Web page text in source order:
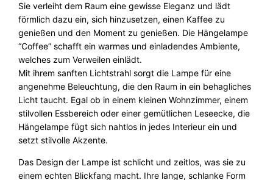
6
0
M
e
n
g
e
Sie verleiht dem Raum eine gewisse Eleganz und lädt
förmlich dazu ein, sich hinzusetzen, einen Kaffee zu
genießen und den Moment zu genießen. Die Hängelampe
“Coffee” schafft ein warmes und einladendes Ambiente,
welches zum Verweilen einlädt.
Mit ihrem sanften Lichtstrahl sorgt die Lampe für eine
angenehme Beleuchtung, die den Raum in ein behagliches
Licht taucht. Egal ob in einem kleinen Wohnzimmer, einem
stilvollen Essbereich oder einer gemütlichen Leseecke, die
Hängelampe fügt sich nahtlos in jedes Interieur ein und
setzt stilvolle Akzente.
Das Design der Lampe ist schlicht und zeitlos, was sie zu
einem echten Blickfang macht. Ihre lange, schlanke Form